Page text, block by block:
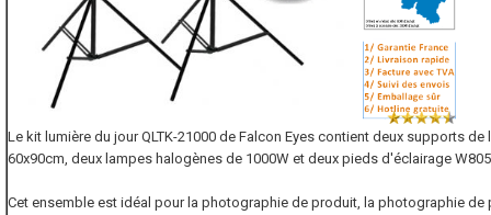
Le kit lumière du jour QLTK-21000 de Falcon Eyes contient deux supports
60x90cm, deux lampes halogènes de 1000W et deux pieds d'éclairage
Cet ensemble est idéal pour la photographie de produit, la photographie